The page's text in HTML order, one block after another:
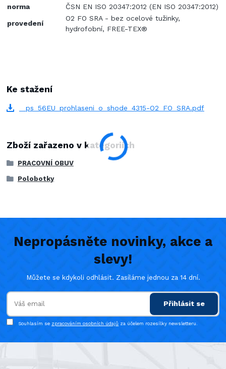
norma ČSN EN ISO 20347:2012 (EN ISO 20347:2012)
provedení
O2 FO SRA - bez ocelové tužinky,
hydrofobní, FREE-TEX®
Ke stažení
_ps_56EU_prohlaseni_o_shode_4315-O2_FO_SRA.pdf
Zboží zařazeno v kategoriích
PRACOVNÍ OBUV
Polobotky
Nepropásněte novinky, akce a
slevy!
Můžete se kdykoli odhlásit. Zasíláme jednou za 14 dní.
Přihlásit se
Souhlasím se zpracováním osobních údajů za účelem rozesílky newsletteru.